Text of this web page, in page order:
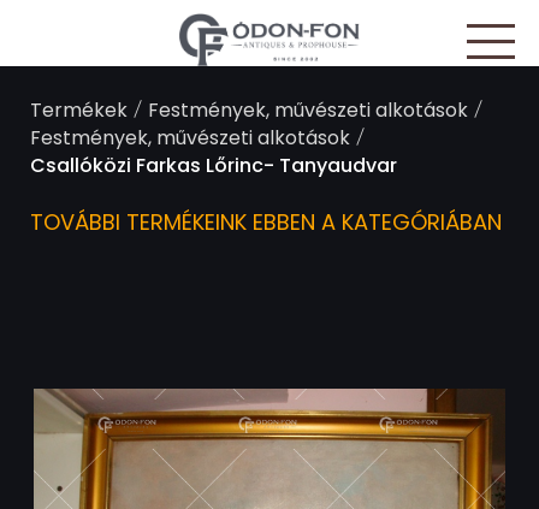
Termékek/ Festmények, művészeti alkotások/
Festmények, művészeti alkotások/
Csallóközi Farkas Lőrinc- Tanyaudvar
TOVÁBBI TERMÉKEINK EBBEN A KATEGÓRIÁBAN